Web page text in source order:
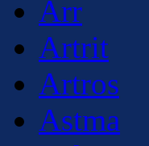
Ärr
Artrit
Artros
Astma